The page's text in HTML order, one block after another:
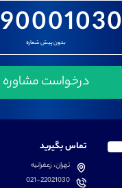
90001030
بدون پیش شماره
تماس بگیرید
تهران، زعفرانیه
021-22021030